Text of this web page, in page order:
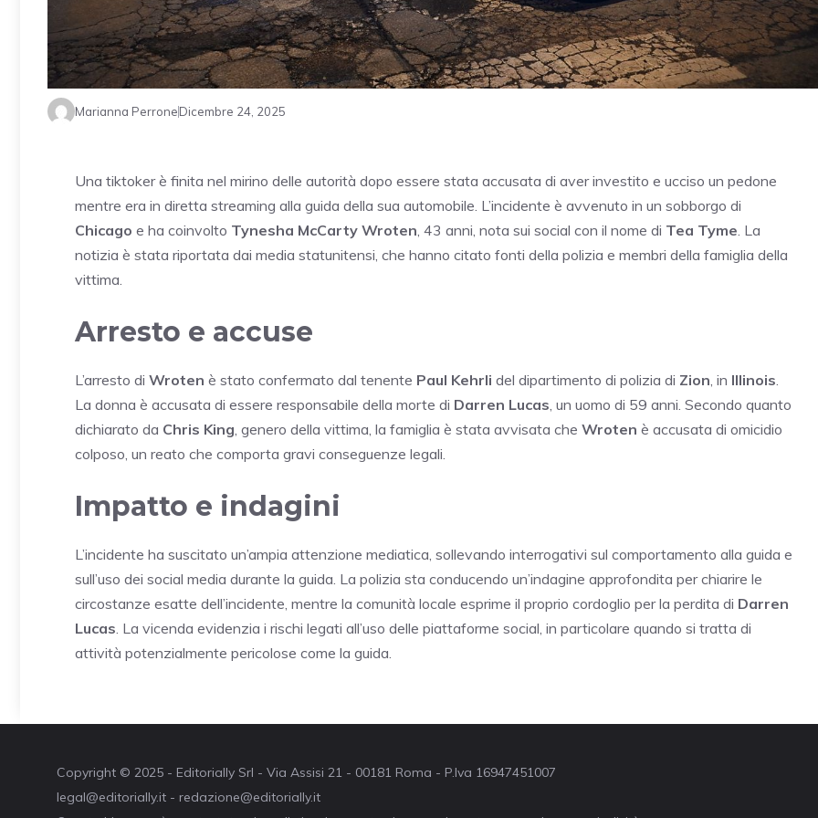
Marianna PerroneDicembre 24, 2025
Una tiktoker è finita nel mirino delle autorità dopo essere stata accusata di aver investito e ucciso un pedone
mentre era in diretta streaming alla guida della sua automobile. L’incidente è avvenuto in un sobborgo di
Chicago e ha coinvolto Tynesha McCarty Wroten, 43 anni, nota sui social con il nome di Tea Tyme. La
notizia è stata riportata dai media statunitensi, che hanno citato fonti della polizia e membri della famiglia della
vittima.
Arresto e accuse
L’arresto di Wroten è stato confermato dal tenente Paul Kehrli del dipartimento di polizia di Zion, in Illinois.
La donna è accusata di essere responsabile della morte di Darren Lucas, un uomo di 59 anni. Secondo quanto
dichiarato da Chris King, genero della vittima, la famiglia è stata avvisata che Wroten è accusata di omicidio
colposo, un reato che comporta gravi conseguenze legali.
Impatto e indagini
L’incidente ha suscitato un’ampia attenzione mediatica, sollevando interrogativi sul comportamento alla guida e
sull’uso dei social media durante la guida. La polizia sta conducendo un’indagine approfondita per chiarire le
circostanze esatte dell’incidente, mentre la comunità locale esprime il proprio cordoglio per la perdita di Darren
Lucas. La vicenda evidenzia i rischi legati all’uso delle piattaforme social, in particolare quando si tratta di
attività potenzialmente pericolose come la guida.
Copyright © 2025 - Editorially Srl - Via Assisi 21 - 00181 Roma - P.Iva 16947451007
legal@editorially.it - redazione@editorially.it